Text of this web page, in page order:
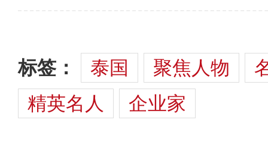
标签： 泰国 聚焦人物
精英名人
企业家